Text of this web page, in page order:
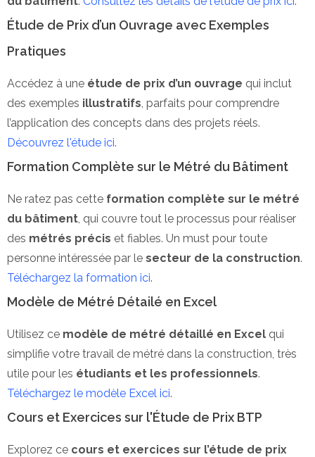
Étude de Prix d’un Ouvrage avec Exemples
Pratiques
Accédez à une étude de prix d’un ouvrage qui inclut
des exemples illustratifs, parfaits pour comprendre
l’application des concepts dans des projets réels.
Découvrez l'étude ici.
Formation Complète sur le Métré du Bâtiment
Ne ratez pas cette formation complète sur le métré
du bâtiment, qui couvre tout le processus pour réaliser
des métrés précis et fiables. Un must pour toute
personne intéressée par le secteur de la construction.
Téléchargez la formation ici.
Modèle de Métré Détailé en Excel
Utilisez ce modèle de métré détaillé en Excel qui
simplifie votre travail de métré dans la construction, très
utile pour les étudiants et les professionnels.
Téléchargez le modèle Excel ici.
Cours et Exercices sur l'Étude de Prix BTP
Explorez ce cours et exercices sur l’étude de prix